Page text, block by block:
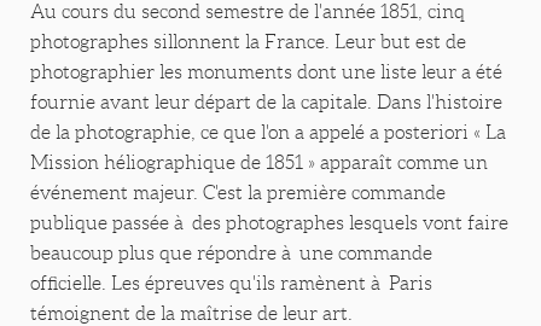
Au cours du second semestre de l'année 1851, cinq
photographes sillonnent la France. Leur but est de
photographier les monuments dont une liste leur a été
fournie avant leur départ de la capitale. Dans l'histoire
de la photographie, ce que l'on a appelé a posteriori « La
Mission héliographique de 1851 » apparaît comme un
événement majeur. C'est la première commande
publique passée à des photographes lesquels vont faire
beaucoup plus que répondre à une commande
officielle. Les épreuves qu'ils ramènent à Paris
témoignent de la maîtrise de leur art.